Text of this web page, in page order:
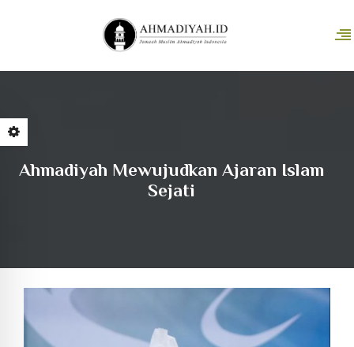
Ahmadiyah Mewujudkan Ajaran Islam
Sejati